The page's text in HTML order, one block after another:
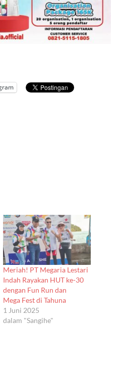
Meriah! PT Megaria Lestari
Indah Rayakan HUT ke-30
dengan Fun Run dan
Mega Fest di Tahuna
1 Juni 2025
dalam "Sangihe"